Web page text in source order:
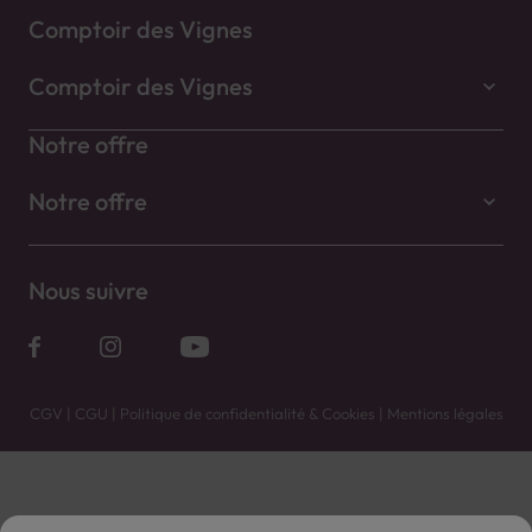
Comptoir des Vignes
Comptoir des Vignes
Notre offre
Notre offre
Nous suivre
CGV | CGU | Politique de confidentialité & Cookies | Mentions légales
Vente uniquement en caves. Contactez votre caviste pour plus de renseignements.